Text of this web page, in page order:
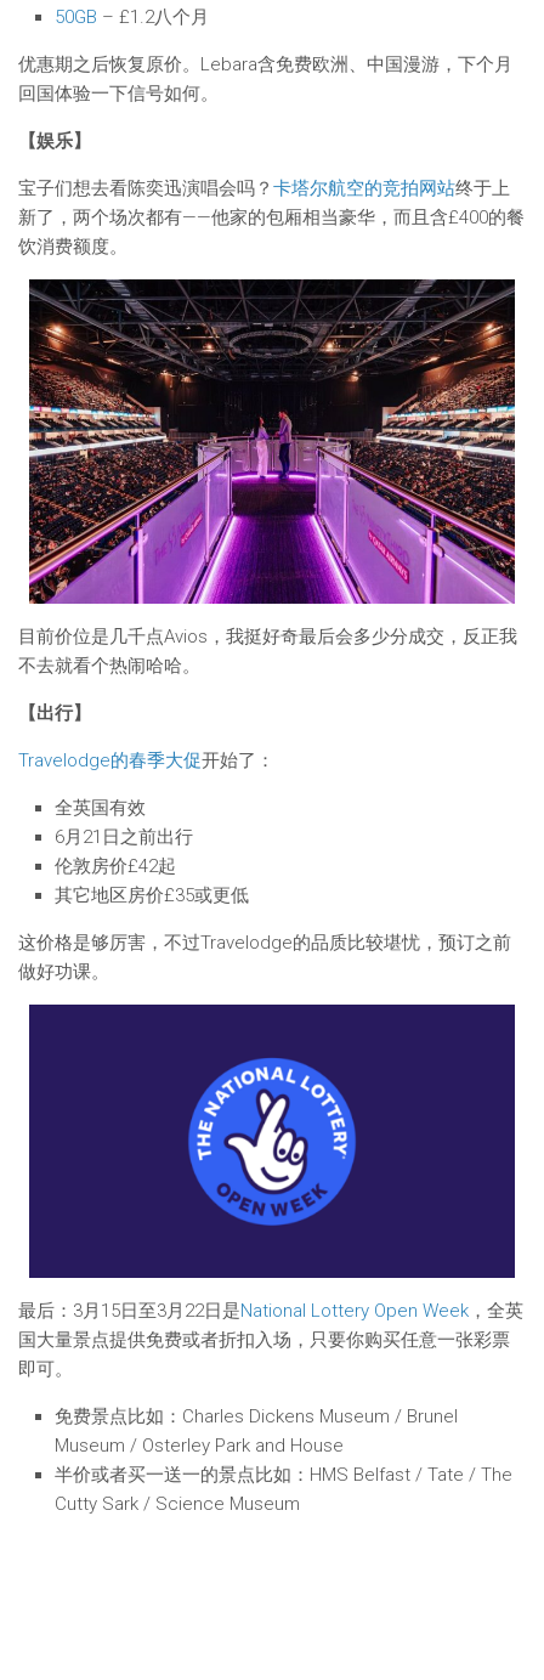
50GB – £1.2八个月
优惠期之后恢复原价。Lebara含免费欧洲、中国漫游，下个月
回国体验一下信号如何。
【娱乐】
宝子们想去看陈奕迅演唱会吗？ 卡塔尔航空的竞拍网站终于上
新了，两个场次都有——他家的包厢相当豪华，而且含£400的餐
饮消费额度。
目前价位是几千点Avios，我挺好奇最后会多少分成交，反正我
不去就看个热闹哈哈。
【出行】
Travelodge的春季大促开始了：
全英国有效
6月21日之前出行
伦敦房价£42起
其它地区房价£35或更低
这价格是够厉害，不过Travelodge的品质比较堪忧，预订之前
做好功课。
最后：3月15日至3月22日是National Lottery Open Week ，全英
国大量景点提供免费或者折扣入场，只要你购买任意一张彩票
即可。
免费景点比如：Charles Dickens Museum / Brunel
Museum / Osterley Park and House
半价或者买一送一的景点比如：HMS Belfast / Tate / The
Cutty Sark / Science Museum